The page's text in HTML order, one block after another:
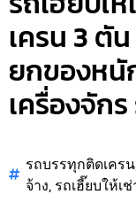
เครน 3 ตั
ยกของหนั
เครื่องจัก
รถบรรทุกติดเครน
จ้าง, รถเฮี๊ยบให้เช่